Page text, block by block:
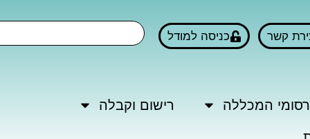
קשר כניסה למודל
המכללה רישום וקבלה